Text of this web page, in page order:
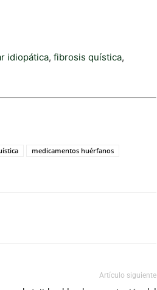
idiopática, fibrosis quística,
medicamentos huérfanos
Artículo siguiente